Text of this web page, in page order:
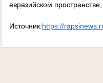
евразийском
Источник:https://